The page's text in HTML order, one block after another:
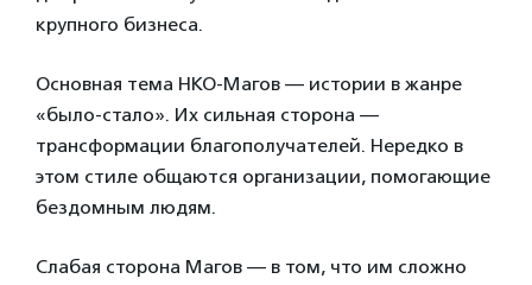
крупного бизнеса.
Основная тема НКО-Магов — истории в жанре
«было-стало». Их сильная сторона —
трансформации благополучателей. Нередко в
этом стиле общаются организации, помогающие
бездомным людям.
Слабая сторона Магов — в том, что им сложно